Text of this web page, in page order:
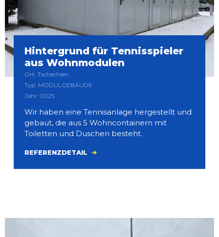
Hintergrund für Tennisspieler
aus Wohnmodulen
Ort: Tschechien
Typ: MODULGEBÄUDE
Jahr: 2025
Wir haben eine Tennisanlage hergestellt und
gebaut, die aus 5 Wohncontainern mit
Toiletten und Duschen besteht.
REFERENZDETAIL